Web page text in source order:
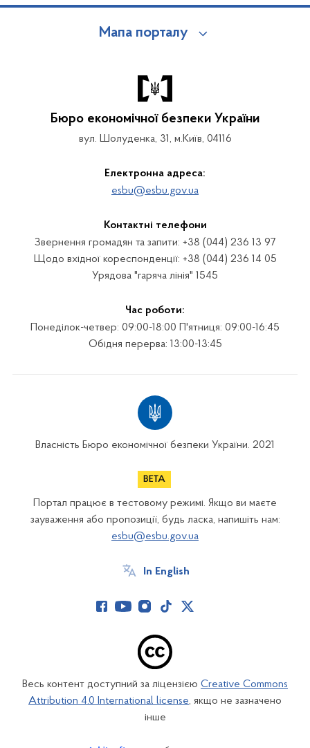
Мапа порталу
Бюро економічної безпеки України
вул. Шолуденка, 31, м.Київ, 04116
Електронна адреса:
esbu@esbu.gov.ua
Контактні телефони
Звернення громадян та запити: +38 (044) 236 13 97
Щодо вхідної кореспонденції: +38 (044) 236 14 05
Урядова "гаряча лінія" 1545
Час роботи:
Понеділок-четвер: 09:00-18:00 П'ятниця: 09:00-16:45
Обідня перерва: 13:00-13:45
Власність Бюро економічної безпеки України. 2021
Портал працює в тестовому режимі. Якщо ви маєте
зауваження або пропозиції, будь ласка, напишіть нам:
esbu@esbu.gov.ua
In English
Весь контент доступний за ліцензією Creative Commons
Attribution 4.0 International license, якщо не зазначено
інше